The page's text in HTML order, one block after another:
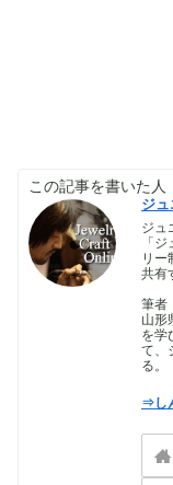
この記事を書いた人
ジュ
ジュ
「
リー
共有
筆者
山形
を学
て、
る。
⇒し